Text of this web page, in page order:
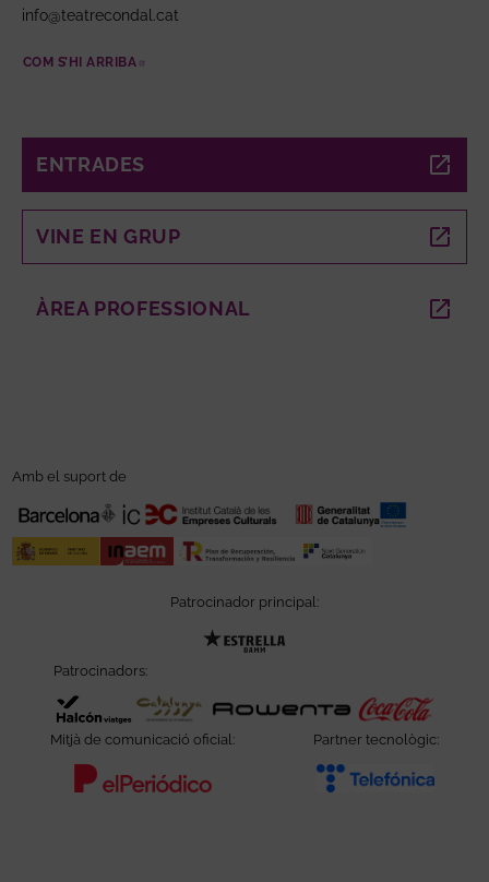
info@teatrecondal.cat
COM S’HI ARRIBA
ENTRADES
VINE EN GRUP
ÀREA PROFESSIONAL ABRE EN NUEVA VENTANA
Amb el suport de
Patrocinador principal:
Patrocinadors:
Abre en nueva ventana
Abre en nueva ventana
Mitjà de comunicació oficial:
Abre en nueva ventana
Partner tecnològic: